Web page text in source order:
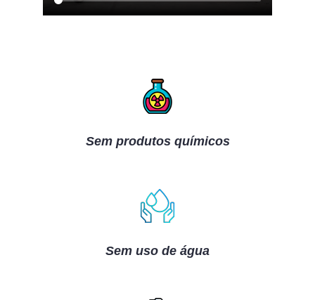
Sem produtos químicos
Sem uso de água